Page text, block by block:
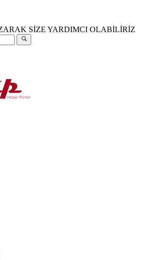
SİZE YARDIMCI OLABİLİRİZ